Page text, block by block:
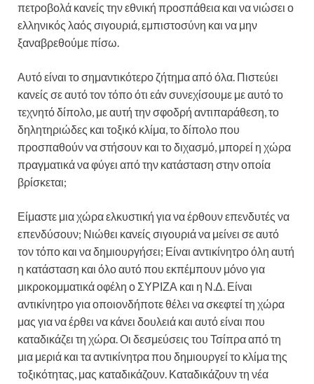
πετροβολά κανείς την εθνική προσπάθεια και να νιώσει ο
ελληνικός λαός σιγουριά, εμπιστοσύνη και να μην
ξαναβρεθούμε πίσω.
Αυτό είναι το σημαντικότερο ζήτημα από όλα. Πιστεύει
κανείς σε αυτό τον τόπο ότι εάν συνεχίσουμε με αυτό το
τεχνητό δίπολο, με αυτή την σφοδρή αντιπαράθεση, το
δηλητηριώδες και τοξικό κλίμα, το δίπολο που
προσπαθούν να στήσουν και το διχασμό, μπορεί η χώρα
πραγματικά να φύγει από την κατάσταση στην οποία
βρίσκεται;
Είμαστε μια χώρα ελκυστική για να έρθουν επενδυτές να
επενδύσουν; Νιώθει κανείς σιγουριά να μείνει σε αυτό
τον τόπο και να δημιουργήσει; Είναι αντικίνητρο όλη αυτή
η κατάσταση και όλο αυτό που εκπέμπουν μόνο για
μικροκομματικά οφέλη ο ΣΥΡΙΖΑ και η Ν.Δ. Είναι
αντικίνητρο για οποιονδήποτε θέλει να σκεφτεί τη χώρα
μας για να έρθει να κάνει δουλειά και αυτό είναι που
καταδικάζει τη χώρα. Οι δεσμεύσεις του Τσίπρα από τη
μια μεριά και τα αντικίνητρα που δημιουργεί το κλίμα της
τοξικότητας, μας καταδικάζουν. Καταδικάζουν τη νέα